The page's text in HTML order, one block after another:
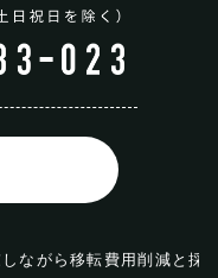
ながら移転費用削減と採